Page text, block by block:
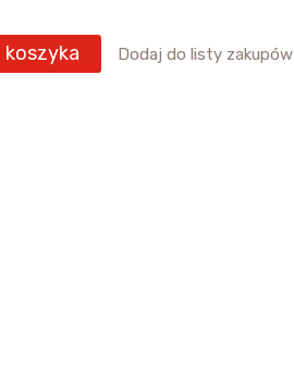
koszyka Dodaj do listy zakupów